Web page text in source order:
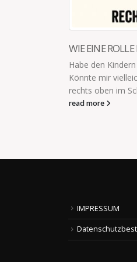
WAS SICH
Was sich Mamas
trinken. Alleine
read more